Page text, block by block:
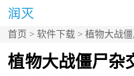
首页 >软件下载 > 植物大战
植物大战僵尸杂